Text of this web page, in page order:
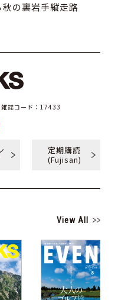
秋の裏岩手縦走路
雑誌コード：17433
定期購読
(Fujisan)
View All